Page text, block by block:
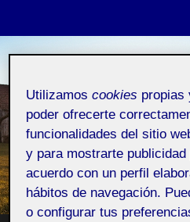
Folio
Utilizamoscookies propias
poder ofrecerte
funcionalidades del sitio
y para mostrarte
acuerdo con un perfil
hábitos de navegación.
o configurar tus